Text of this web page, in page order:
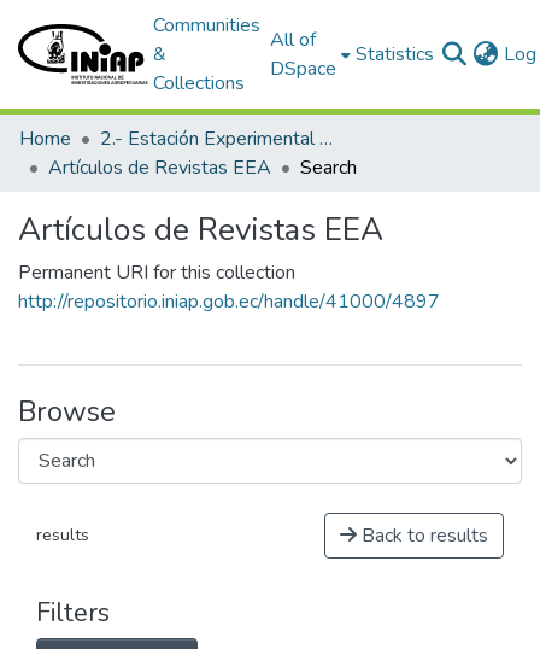
Communities
&
Collections
All of
DSpace
Statistics
Home
2.- Estación Experimental Austro
Artículos de Revistas EEA
Search
Artículos de Revistas EEA
Permanent URI for this collection
http://repositorio.iniap.gob.ec/handle/41000/4897
Browse
results Back to results
Filters